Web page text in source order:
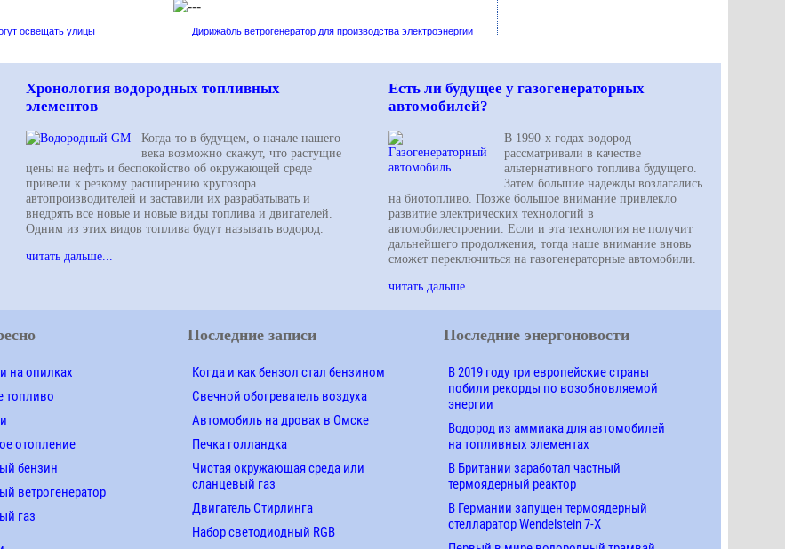
освещать улицы Дирижабль ветрогенератор для производства электроэнергии
Хронология водородных топливных
элементов
Когда-то в будущем, о начале нашего
века возможно скажут, что растущие
цены на нефть и беспокойство об окружающей среде
привели к резкому расширению кругозора
автопроизводителей и заставили их разрабатывать и
внедрять все новые и новые виды топлива и двигателей.
Одним из этих видов топлива будут называть водород.
читать дальше...
Есть ли будущее у газогенераторных
автомобилей?
В 1990-х годах водород
рассматривали в качестве
альтернативного топлива будущего.
Затем большие надежды возлагались
на биотопливо. Позже большое внимание привлекло
развитие электрических технологий в
автомобилестроении. Если и эта технология не получит
дальнейшего продолжения, тогда наше внимание вновь
сможет переключиться на газогенераторные автомобили.
читать дальше...
на опилках
топливо
отопление
бензин
ветрогенератор
газ
Последние записи
Когда и как бензол стал бензином
Свечной обогреватель воздуха
Автомобиль на дровах в Омске
Печка голландка
Чистая окружающая среда или
сланцевый газ
Двигатель Стирлинга
Набор светодиодный RGB
Последние энергоновости
В 2019 году три европейские страны
побили рекорды по возобновляемой
энергии
Водород из аммиака для автомобилей
на топливных элементах
В Британии заработал частный
термоядерный реактор
В Германии запущен термоядерный
стелларатор Wendelstein 7-X